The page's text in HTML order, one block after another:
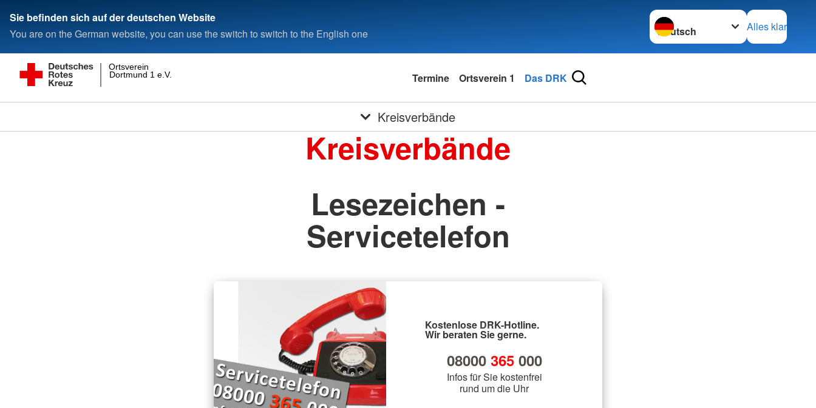
Sie befinden sich auf der deutschen Website
You are on the German website, you can use the switch to switch to the English one
Sprache wechseln zu
Alles klar
Dortmund 1 e.V.
Ortsverein
Termine Ortsverein 1 Das DRK
Kreisverbände
Kreisverbände
Lesezeichen -
Servicetelefon
Kostenlose DRK-Hotline.
Wir beraten Sie gerne.
08000 365000
Infos für Sie kostenfrei
rund um die Uhr